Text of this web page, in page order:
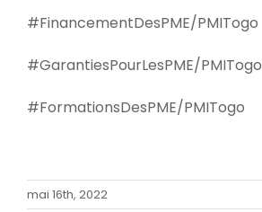
#FinancementDesPME/PMITogo
#GarantiesPourLesPME/PMITogo
#FormationsDesPME/PMITogo
mai 16th, 2022